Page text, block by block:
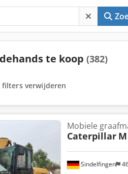
te koop (382)
filters verwijderen
Sindelfingen
Mobiele
Caterpillar